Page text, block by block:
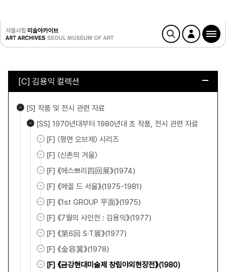
[C] 김용익 컬렉션
[S] 작품 및 전시 관련 자료
[SS] 1970년대부터 1980년대 초 작품, 전시 관련 자료
[F] 〈평면 오브제〉 시리즈
[F] 〈신촌의 겨울〉
[F] 《에스쁘리四回展》(1974)
[F] 《에꼴 드 서울》(1975-1981)
[F] 《1st GROUP 平面》(1975)
[F] 《7월의 사인전 : 김용익》(1977)
[F] 《第6回 S·T展》(1977)
[F] 《金容翼》(1978)
[F] 《금강현대미술제 창립야외현장전》(1980)